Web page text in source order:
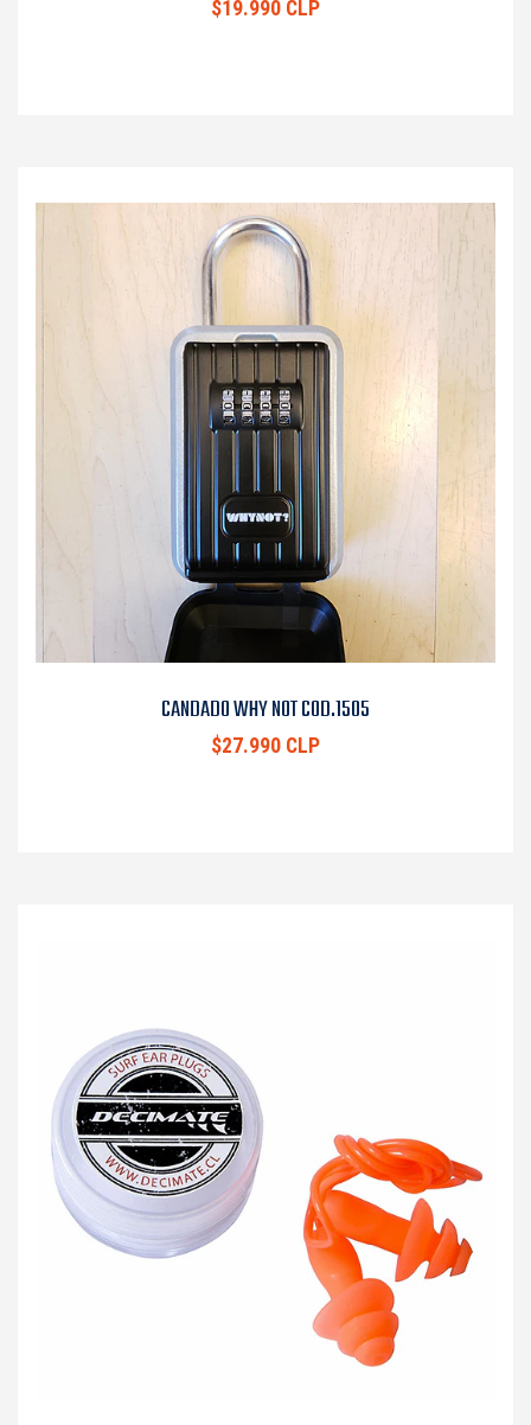
$19.990 CLP
CANDADO WHY NOT COD.1505
$27.990 CLP